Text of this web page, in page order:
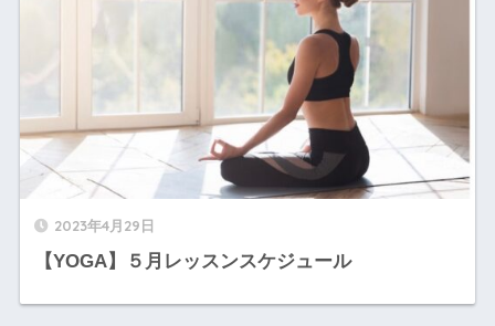
2023年4月29日
【YOGA】５月レッスンスケジュール